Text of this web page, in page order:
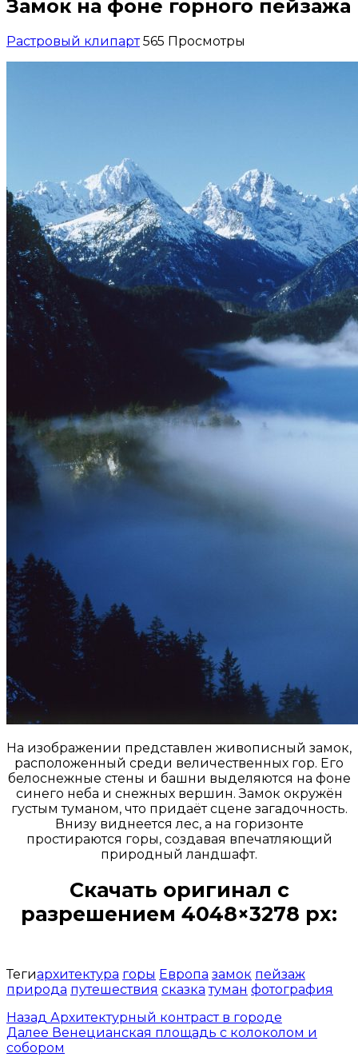
Замок на фоне горного пейзажа
Растровый клипарт 565 Просмотры
На изображении представлен живописный замок,
расположенный среди величественных гор. Его
белоснежные стены и башни выделяются на фоне
синего неба и снежных вершин. Замок окружён
густым туманом, что придаёт сцене загадочность.
Внизу виднеется лес, а на горизонте
простираются горы, создавая впечатляющий
природный ландшафт.
Скачать оригинал с
разрешением 4048×3278 px:
Тегиархитектура горы Европа замок пейзаж
природа путешествия сказка туман фотография
Назад Архитектурный контраст в городе
Далее Венецианская площадь с колоколом и
собором